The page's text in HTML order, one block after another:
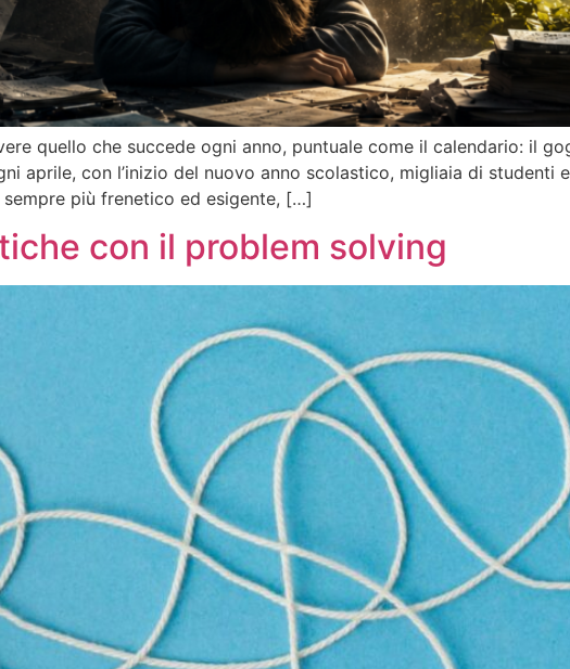
quello che succede ogni anno, puntuale come il calendario: il
aprile, con l’inizio del nuovo anno scolastico, migliaia di studenti
più frenetico ed esigente, […]
con il problem solving